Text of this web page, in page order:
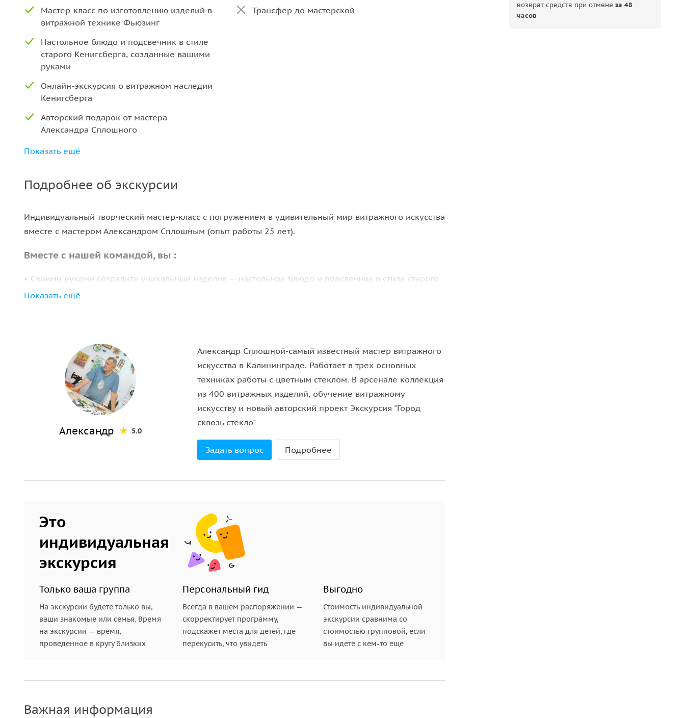
Мастер-класс по изготовлению изделий в
витражной технике Фьюзинг
Настольное блюдо и подсвечник в стиле
старого Кенигсберга, созданные вашими
руками
Онлайн-экскурсия о витражном наследии
Кенигсберга
Авторский подарок от мастера
Александра Сплошного
Знакомство с тремя всемирно
Трансфер до мастерской
Показать ещё
Подробнее об экскурсии
Индивидуальный творческий мастер-класс с погружением в удивительный мир витражного искусства
вместе с мастером Александром Сплошным (опыт работы 25 лет).
Вместе с нашей командой, вы :
• Своими руками создадите уникальные изделия — настольное блюдо и подсвечник в стиле старого
Кенигсберга.
• Посетите онлайн-экскурсию о витражном наследии Кенигсберга.
Показать ещё
Александр 5.0
Александр Сплошной-самый известный мастер витражного
искусства в Калининграде. Работает в трех основных
техниках работы с цветным стеклом. В арсенале коллекция
из 400 витражных изделий, обучение витражному
искусству и новый авторский проект Экскурсия "Город
сквозь стекло"
Задать вопрос Подробнее
Это
индивидуальная
экскурсия
Только ваша группа
На экскурсии будете только вы,
ваши знакомые или семья. Время
на экскурсии — время,
проведенное в кругу близких
Персональный гид
Всегда в вашем распоряжении —
скорректирует программу,
подскажет места для детей, где
перекусить, что увидеть
Выгодно
Стоимость индивидуальной
экскурсии сравнима со
стоимостью групповой, если
вы идете с кем-то еще
Важная информация
возврат средств при отменеза 48
часов